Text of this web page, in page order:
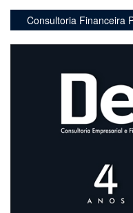
Consultoria Financeira